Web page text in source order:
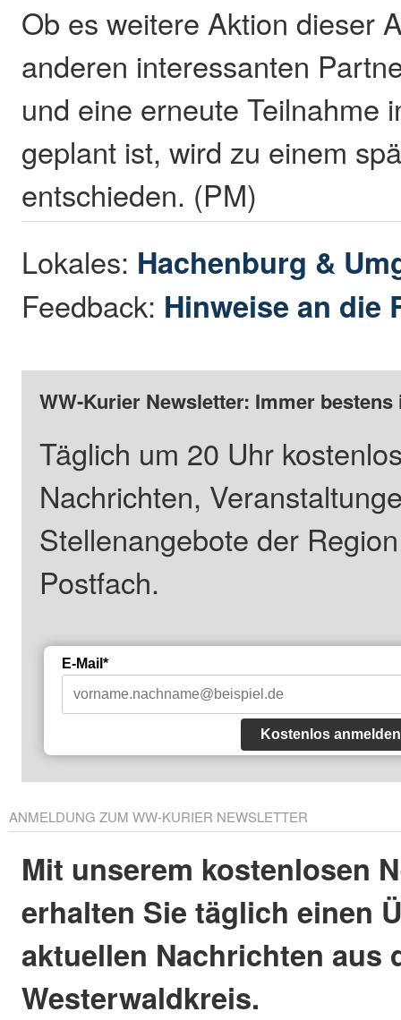
Ob es weitere Aktion dieser
anderen interessanten
und eine erneute Teilnahme
geplant ist, wird zu einem
entschieden. (PM)
Lokales: Hachenburg &
Feedback: Hinweise an die
WW-Kurier Newsletter: Immer
Täglich um 20 Uhr
Nachrichten,
Stellenangebote der
Postfach.
E-Mail*
Kostenlos anmelden
ANMELDUNG ZUM WW-KURIER NEWSLETTER
Mit unserem kostenlosen
erhalten Sie täglich einen
aktuellen Nachrichten aus
Westerwaldkreis.